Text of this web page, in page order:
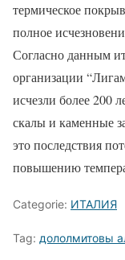
термическое
полное
Согласно данным
организации
исчезли более 200
скалы и каменные
это последствия
повышению
Categorie: ИТАЛИЯ
Tag: дололмитовы